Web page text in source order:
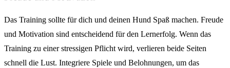
Das Training sollte für dich und deinen Hund Spaß machen. Freude
und Motivation sind entscheidend für den Lernerfolg. Wenn das
Training zu einer stressigen Pflicht wird, verlieren beide Seiten
schnell die Lust. Integriere Spiele und Belohnungen, um das